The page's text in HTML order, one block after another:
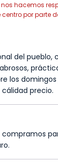
hacemos
por parte
del pueblo,
los
precio.
compramos